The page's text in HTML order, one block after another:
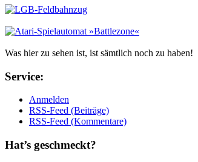
Was hier zu sehen ist, ist sämt­lich noch zu haben!
Ser­vice:
Anmelden
RSS-Feed (Beiträge)
RSS-Feed (Kommentare)
Hat’s ge­schmeckt?